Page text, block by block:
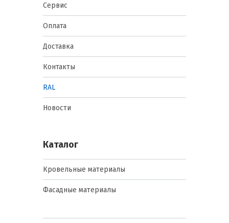
Сервис
Оплата
Доставка
Контакты
RAL
Новости
Каталог
Кровельные материалы
Фасадные материалы